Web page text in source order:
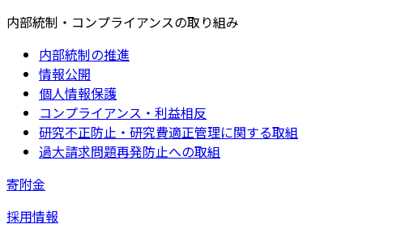
内部統制・コンプライアンスの取り組み
内部統制の推進
情報公開
個人情報保護
コンプライアンス・利益相反
研究不正防止・研究費適正管理に関する取組
過大請求問題再発防止への取組
寄附金
採用情報